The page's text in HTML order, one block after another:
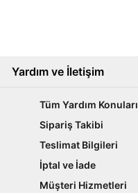
Yardım ve İletişim
Tüm Yardım Konuları
Sipariş Takibi
Teslimat Bilgileri
İptal ve İade
Müşteri Hizmetleri